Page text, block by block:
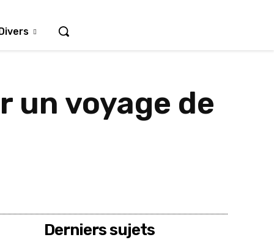
un voyage de
Derniers sujets